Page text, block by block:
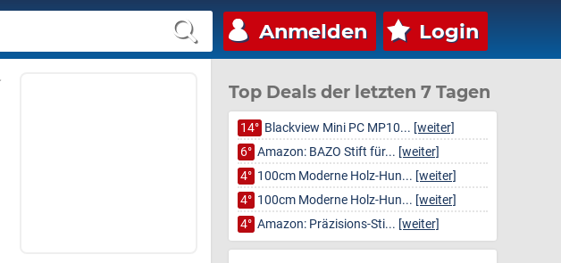
Anmelden Login
Top Deals der letzten 7 Tagen
14° Blackview Mini PC MP10... [weiter]
6° Amazon: BAZO Stift für... [weiter]
4° 100cm Moderne Holz-Hun... [weiter]
4° 100cm Moderne Holz-Hun... [weiter]
4° Amazon: Präzisions-Sti... [weiter]